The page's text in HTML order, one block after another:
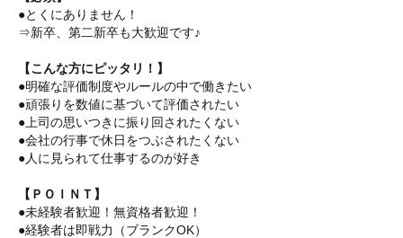
●とくにありません！
⇒新卒、第二新卒も大歓迎です♪
【こんな方にピッタリ！】
●明確な評価制度やルールの中で働きたい
●頑張りを数値に基づいて評価されたい
●上司の思いつきに振り回されたくない
●会社の行事で休日をつぶされたくない
●人に見られて仕事するのが好き
【ＰＯＩＮＴ】
●未経験者歓迎！無資格者歓迎！
●経験者は即戦力（ブランクOK）